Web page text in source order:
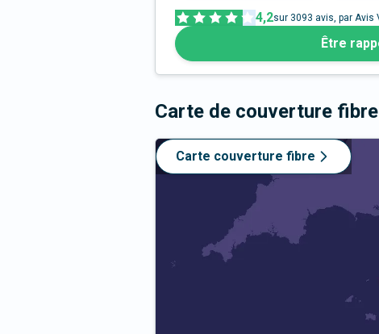
4,2sur 3093 avis, par Avis
Être
Carte de couverture fibre
Carte couverture fibre